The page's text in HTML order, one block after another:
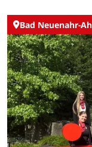
Bad Neuenahr-